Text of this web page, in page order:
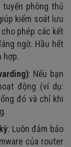
phòng thủ
kiểm soát lưu
phép các kết
ngờ. Hầu hết
hợp.
: Nếu bạn
động (ví dụ:
đó và chỉ khi
: Luôn đảm bảo
của router